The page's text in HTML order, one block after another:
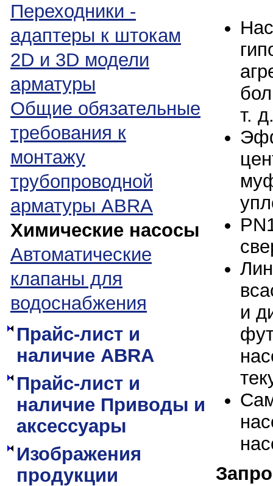
Переходники -
адаптеры к штокам
2D и 3D модели
арматуры
Общие обязательные
требования к
монтажу
трубопроводной
арматуры ABRA
Химические насосы
Автоматические
клапаны для
водоснабжения
Прайс-лист и
наличие ABRA
Прайс-лист и
наличие Приводы и
аксессуары
Изображения
продукции
т.
и